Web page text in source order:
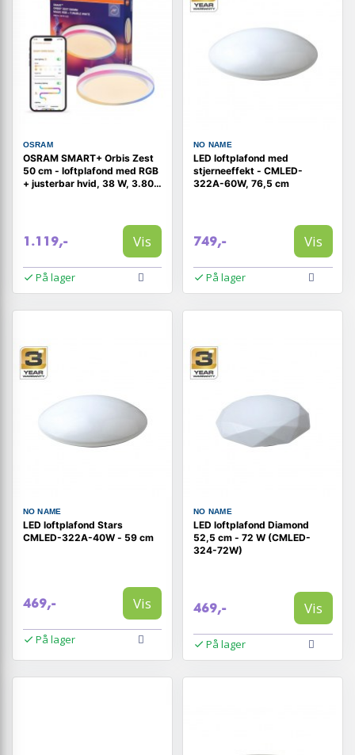
OSRAM
OSRAM SMART+ Orbis Zest
50 cm - loftplafond med RGB
+ justerbar hvid, 38 W, 3.800
1.119,- Vis
På lager
NO NAME
LED loftplafond med
stjerneeffekt - CMLED-
322A-60W, 76,5 cm
749,- Vis
På lager
NO NAME
LED loftplafond Stars
CMLED-322A-40W - 59 cm
469,- Vis
På lager
NO NAME
LED loftplafond Diamond
52,5 cm - 72 W (CMLED-
324-72W)
469,- Vis
På lager